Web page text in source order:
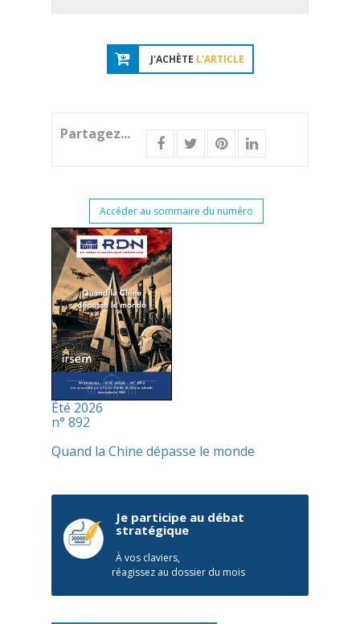
J'ACHÈTE L'ARTICLE
Partagez...
Accéder au sommaire du numéro
Été 2026
n° 892
Quand la Chine dépasse le monde
Je participe au débat
stratégique
À vos claviers,
réagissez au dossier du mois